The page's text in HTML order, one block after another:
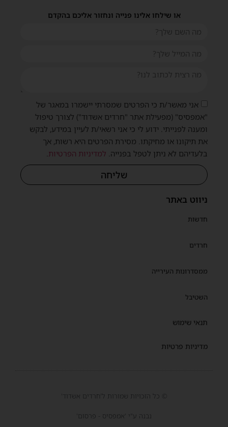
ניווט באתר
חדשות
חרדים
ממסדרונות העירייה
השטיבל
תנאי שימוש
מדיניות פרטיות
או שילחו אלינו פנייה ונחזור אליכם בהקדם
אני מאשר/ת כי הפרטים שמסרתי יישמרו במאגר של
"אמפסיס" (מפעילת אתר "חרדים אשדוד") לצורך טיפול
ומענה לפנייתי. ידוע לי כי אני רשאי/ת לעיין במידע, לבקש
את תיקונו או מחיקתו. מסירת הפרטים היא רשות, אך
בלעדיהם לא ניתן לטפל בפנייה. למדיניות הפרטיות.
שליחה
© כל הזכויות שמורות ל'חרדים אשדוד'
נבנה ע"י 'אמפסיס - פרסום'